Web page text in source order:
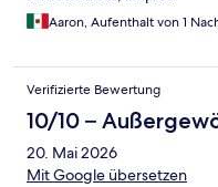
Aaron, Aufenthalt von 1
Verifizierte Bewertung
10/10 –
20. Mai 2026
Mit Google übersetzen